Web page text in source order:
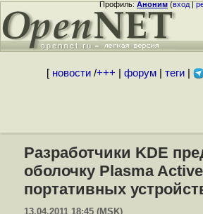
Профиль:Аноним(вход|
[ новости/+++ форум| теги|
Разработчики KDE
оболочку Plasma
портативных
13.04.2011 18:45 (MSK)